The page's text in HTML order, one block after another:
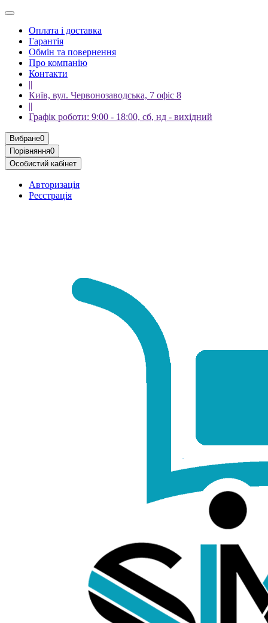
Оплата і доставка
Гарантія
Обмін та повернення
Про компанію
Контакти
||
Київ, вул. Червонозаводська, 7 офіс 8
||
Графік роботи: 9:00 - 18:00, сб, нд - вихідний
Вибране0
Порівняння0
Особистий кабінет
Авторизація
Реєстрація